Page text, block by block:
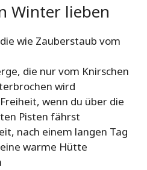
Winter lieben
wie Zauberstaub vom
die nur vom Knirschen
wird
wenn du über die
Pisten fährst
nach einem langen Tag
warme Hütte